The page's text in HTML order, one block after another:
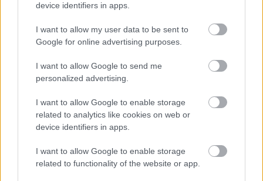
device identifiers in apps.
I want to allow my user data to be sent to
Google for online advertising purposes.
I want to allow Google to send me
personalized advertising.
I want to allow Google to enable storage
related to analytics like cookies on web or
device identifiers in apps.
I want to allow Google to enable storage
related to functionality of the website or app.
— EuroLeague
(@EuroLeague)
February 12, 2026
Στο ξεκίνημα της4ηςπεριόδου, αμφότερες
συνέχισαν να... βομβαρδίζουν τα καλάθια με
) και να πηγαίνουν
«χέρι-χέρι» στο σκορ, οδεύοντας προς το φινάλε